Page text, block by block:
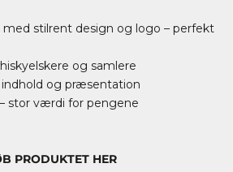
stilrent design og logo – perfekt
og samlere
og præsentation
stor værdi for pengene
PRODUKTET HER